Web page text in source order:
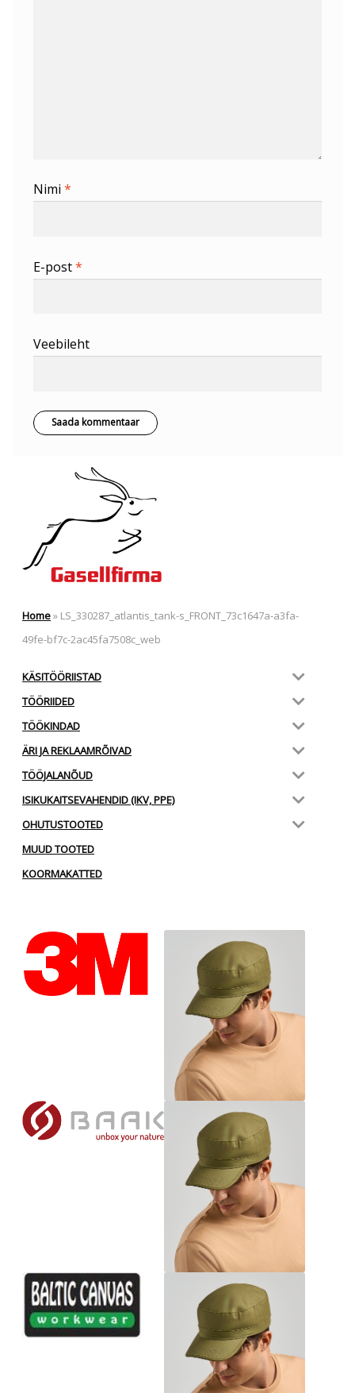
Nimi *
E-post*
Veebileht
Home» LS_330287_atlantis_tank-s_FRONT_73c1647a-a3fa-
49fe-bf7c-2ac45fa7508c_web
KÄSITÖÖRIISTAD
TÖÖRIIDED
TÖÖKINDAD
ÄRI JA REKLAAMRÕIVAD
TÖÖJALANÕUD
ISIKUKAITSEVAHENDID (IKV, PPE)
OHUTUSTOOTED
MUUD TOOTED
KOORMAKATTED